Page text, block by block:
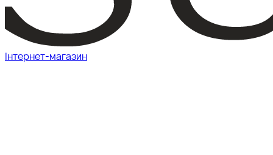
Інтернет-магазин